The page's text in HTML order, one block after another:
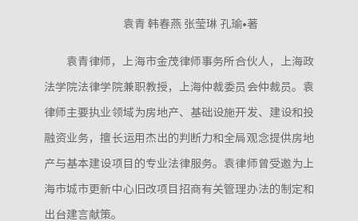
袁青 韩春燕 张莹琳 孔瑜•著
袁青律师，上海市金茂律师事务所合伙人，上海政
法学院法律学院兼职教授，上海仲裁委员会仲裁员。袁
律师主要执业领域为房地产、基础设施开发、建设和投
融资业务，擅长运用杰出的判断力和全局观念提供房地
产与基本建设项目的专业法律服务。袁律师曾受邀为上
海市城市更新中心旧改项目招商有关管理办法的制定和
出台建言献策。